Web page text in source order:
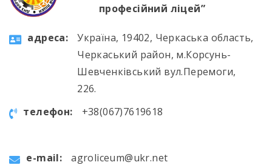
професійний ліцей”
aдресa:
Україна, 19402, Черкаська область,
Черкаський район, м.Корсунь-
Шевченківський вул.Перемоги,
226.
телефон:
+38(067)7619618
e-mail: agroliceum@ukr.net